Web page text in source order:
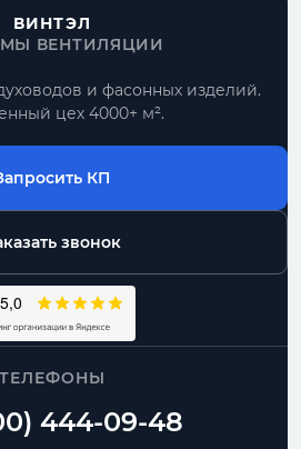
ВИНТЭЛ
ВЕНТИЛЯЦИИ
и фасонных изделий.
цех 4000+ м².
КП
звонок
ТЕЛЕФОНЫ